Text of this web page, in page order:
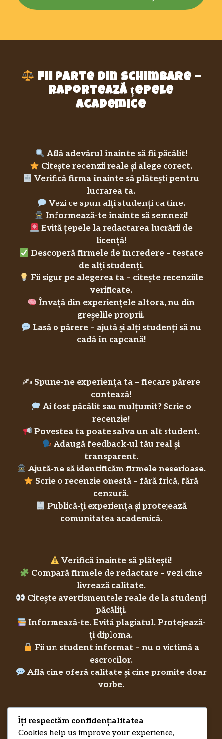
Fii parte din schimbare –
raportează țepele
academice
Află adevărul înainte să fii păcălit!
Citește recenzii reale și alege corect.
Verifică firma înainte să plătești pentru
lucrarea ta.
Vezi ce spun alți studenți ca tine.
Informează-te înainte să semnezi!
Evită țepele la redactarea lucrării de
licență!
Descoperă firmele de încredere – testate
de alți studenți.
Fii sigur pe alegerea ta – citește recenziile
verificate.
Învață din experiențele altora, nu din
greșelile proprii.
Lasă o părere – ajută și alți studenți să nu
cadă în capcană!
✍️ Spune-ne experiența ta – fiecare părere
contează!
Ai fost păcălit sau mulțumit? Scrie o
recenzie!
Povestea ta poate salva un alt student.
Adaugă feedback-ul tău real și
transparent.
Ajută-ne să identificăm firmele neserioase.
Scrie o recenzie onestă – fără frică, fără
cenzură.
Publică-ți experiența și protejează
comunitatea academică.
Verifică înainte să plătești!
Compară firmele de redactare – vezi cine
livrează calitate.
Citește avertismentele reale de la studenți
păcăliți.
Informează-te. Evită plagiatul. Protejează-
ți diploma.
Fii un student informat – nu o victimă a
escrocilor.
Află cine oferă calitate și cine promite doar
vorbe.
RecenziiLucrareLicenta.euCreditsPrivacy Policy
Îți respectăm confidențialitatea
Cookies help us improve your experience,